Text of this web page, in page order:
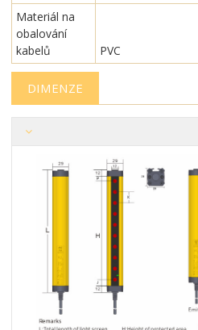
Materiál na
obalování
kabelů
PVC
DIMENZE